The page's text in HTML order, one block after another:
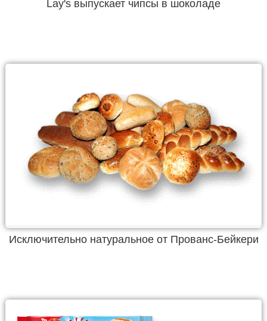
Lay's выпускает чипсы в шоколаде
Исключительно натуральное от Прованс-Бейкери